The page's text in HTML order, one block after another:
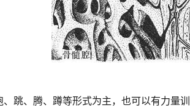
跳、腾、蹲等形式为主，也可以有力